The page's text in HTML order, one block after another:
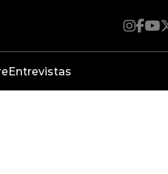
Entrevistas